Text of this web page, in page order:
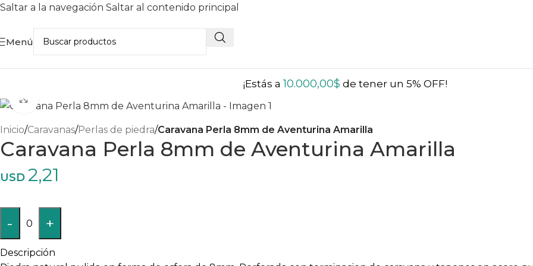
Saltar a la navegación Saltar al contenido principal
Menú
¡Estás a10.000,00$ de tener un 5% OFF!
Inicio/Caravanas/Perlas de piedra/Caravana Perla 8mm de Aventurina Amarilla
Caravana Perla 8mm de Aventurina Amarilla
USD 2,21
- 0 +
Descripción